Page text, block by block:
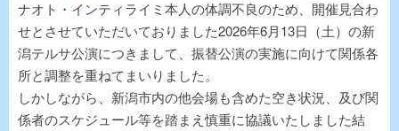
ナオト・インティライミ本人の体調不良のため、開催見合わ
せとさせていただいておりました2026年6月13日（土）の新
潟テルサ公演につきまして、振替公演の実施に向けて関係各
所と調整を重ねてまいりました。
しかしながら、新潟市内の他会場も含めた空き状況、及び関
係者のスケジュール等を踏まえ慎重に協議いたしました結